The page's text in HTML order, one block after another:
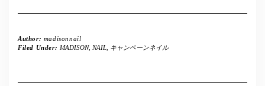
Author: madisonnail
Filed Under: MADISON, NAIL, キャンペーンネイル